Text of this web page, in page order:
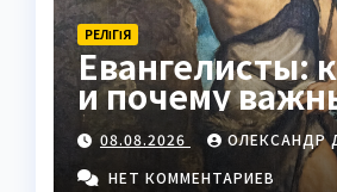
РЕЛІГІЯ
Евангелисты:
и почему
08.08.2026
ОЛЕКСАНДР
НЕТ КОММЕНТАРИЕВ